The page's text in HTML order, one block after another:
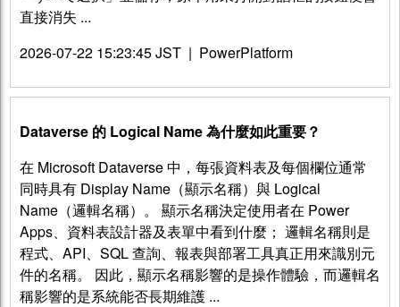
直接消失 ...
2026-07-22 15:23:45 JST | PowerPlatform
Dataverse 的 Logical Name 為什麼如此重要？
在 Microsoft Dataverse 中，每張資料表及每個欄位通常
同時具有 Display Name（顯示名稱）與 Logical
Name（邏輯名稱）。 顯示名稱決定使用者在 Power
Apps、資料表設計器及表單中看到什麼； 邏輯名稱則是
程式、API、SQL 查詢、報表與部署工具真正用來識別元
件的名稱。 因此，顯示名稱影響的是操作體驗，而邏輯名
稱影響的是系統能否長期維護 ...